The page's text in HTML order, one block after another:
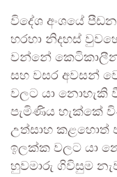
විදේශ අංශයේ
හරහා නිදහස්
වන්නේ
සහ වසර අවසන්
වලට යා නොහැකි
පැමිණිය හැක්කේ
උත්සාහ කළහොත්
ඉලක්ක වලට යා
හුවමාරු ගිවිසුම